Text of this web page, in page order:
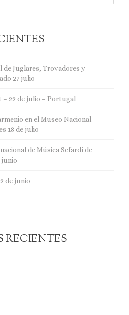
de Juglares, Trovadores y
27 julio
– 22 de julio – Portugal
en el Museo Nacional
18 de julio
de Música Sefardí de
junio
de junio
RECIENTES